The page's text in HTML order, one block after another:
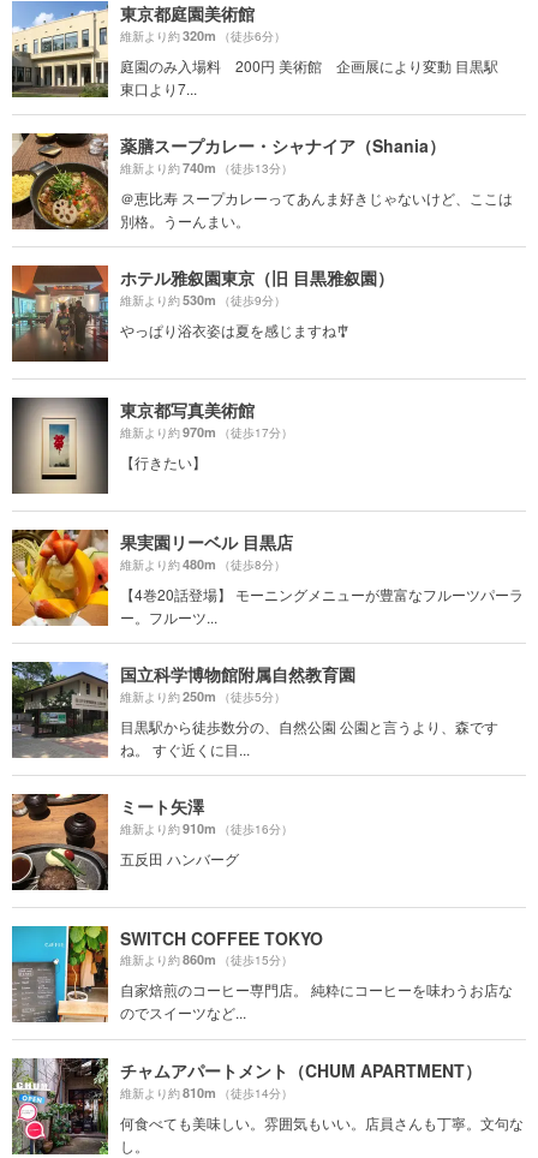
東京都庭園美術館
維新より約320m （徒歩6分）
庭園のみ入場料 200円 美術館 企画展により変動 目黒駅
東口より7...
薬膳スープカレー・シャナイア（Shania）
維新より約740m （徒歩13分）
＠恵比寿 スープカレーってあんま好きじゃないけど、ここは
別格。うーんまい。
ホテル雅叙園東京（旧 目黒雅叙園）
維新より約530m （徒歩9分）
やっぱり浴衣姿は夏を感じますね🎐
東京都写真美術館
維新より約970m （徒歩17分）
【行きたい】
果実園リーベル 目黒店
維新より約480m （徒歩8分）
【4巻20話登場】 モーニングメニューが豊富なフルーツパーラ
ー。フルーツ...
国立科学博物館附属自然教育園
維新より約250m （徒歩5分）
目黒駅から徒歩数分の、自然公園 公園と言うより、森です
ね。 すぐ近くに目...
ミート矢澤
維新より約910m （徒歩16分）
五反田 ハンバーグ
SWITCH COFFEE TOKYO
維新より約860m （徒歩15分）
自家焙煎のコーヒー専門店。 純粋にコーヒーを味わうお店な
のでスイーツなど...
チャムアパートメント（CHUM APARTMENT）
維新より約810m （徒歩14分）
何食べても美味しい。雰囲気もいい。店員さんも丁寧。文句な
し。